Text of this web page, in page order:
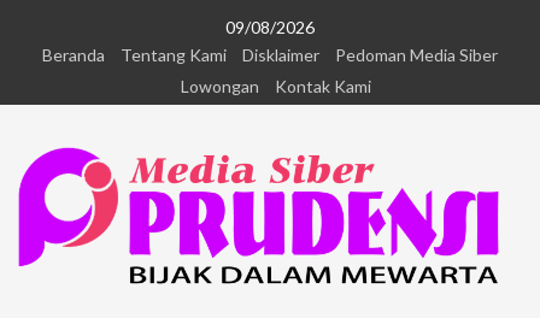
09/08/2026
Beranda
Tentang Kami Disklaimer
Pedoman Media Siber
Lowongan
Kontak Kami